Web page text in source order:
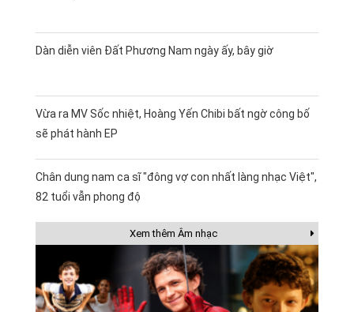
Dàn diễn viên Đất Phương Nam ngày ấy, bây giờ
Vừa ra MV Sốc nhiệt, Hoàng Yến Chibi bất ngờ công bố
sẽ phát hành EP
Chân dung nam ca sĩ "đông vợ con nhất làng nhạc Việt",
82 tuổi vẫn phong độ
Xem thêm Âm nhạc